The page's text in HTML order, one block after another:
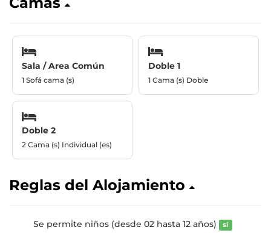
Sala / Area Común
1 Sofá cama (s)
Doble 1
1 Cama (s) Doble
Doble 2
2 Cama (s) Individual (es)
Reglas del Alojamiento
Se permite niños (desde 02 hasta 12 años) sí